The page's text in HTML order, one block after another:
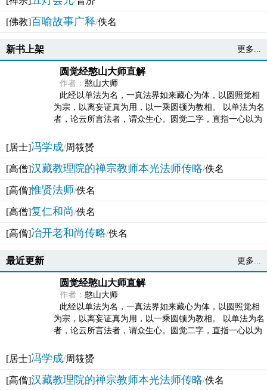
[佛教]百喻故事广释/佚名
新书上架 更多...
圆觉经憨山大师直解
作者： 憨山大师
此经以单法为名，一真法界如来藏心为体，以圆照觉相
为宗，以离妄证真为用，以一乘圆顿为教相。 以单法为名
者，论云所言法者，谓众生心。圆觉二字，直指一心以为
[居士]冯学成/周筱赟
[高僧]汉藏教理院的禅宗教师本光法师传略/佚名
[高僧]惟贤法师/佚名
[高僧]复仁和尚/佚名
[高僧]冶开老和尚传略/佚名
最近更新 更多...
圆觉经憨山大师直解
作者： 憨山大师
此经以单法为名，一真法界如来藏心为体，以圆照觉相
为宗，以离妄证真为用，以一乘圆顿为教相。 以单法为名
者，论云所言法者，谓众生心。圆觉二字，直指一心以为
[居士]冯学成/周筱赟
[高僧]汉藏教理院的禅宗教师本光法师传略/佚名